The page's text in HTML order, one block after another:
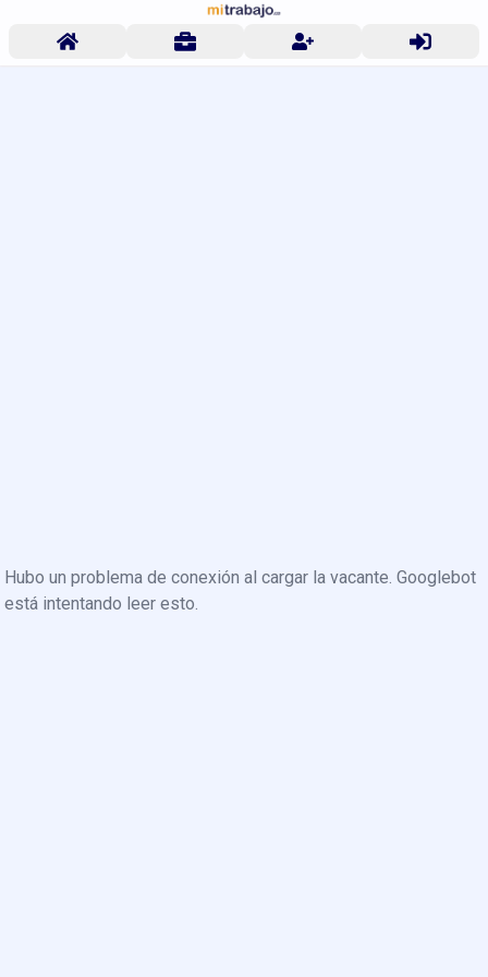
Hubo un problema de conexión al cargar la vacante. Googlebot
está intentando leer esto.